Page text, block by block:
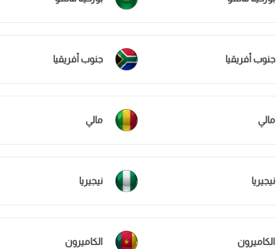
جنوب أفريقيا جنوب أفريقيا
مالي مالي
نيجيريا نيجيريا
الكاميرون الكاميرون